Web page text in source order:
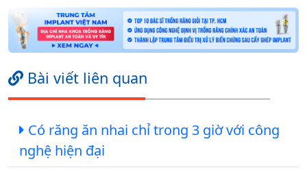
Bài viết liên quan
Có răng ăn nhai chỉ trong 3 giờ với công
nghệ hiện đại